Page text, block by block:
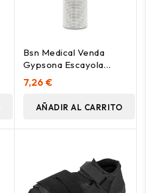
Bsn Medical Venda
Gypsona Escayola
20Cmx2.7M
7,26 €
AÑADIR AL CARRITO